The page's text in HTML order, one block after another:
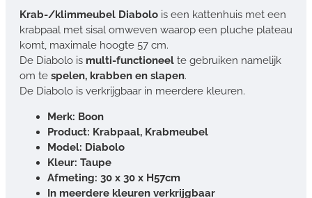
Krab-/klimmeubel Diabolo is een kattenhuis met een
krabpaal met sisal omweven waarop een pluche plateau
komt, maximale hoogte 57 cm.
De Diabolo is multi-functioneel te gebruiken namelijk
om te spelen, krabben en slapen.
De Diabolo is verkrijgbaar in meerdere kleuren.
Merk: Boon
Product: Krabpaal, Krabmeubel
Model: Diabolo
Kleur: Taupe
Afmeting: 30 x 30 x H57cm
In meerdere kleuren verkrijgbaar